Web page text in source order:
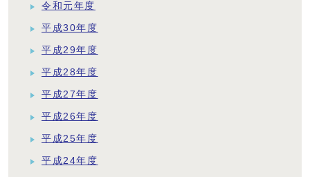
令和元年度
平成30年度
平成29年度
平成28年度
平成27年度
平成26年度
平成25年度
平成24年度